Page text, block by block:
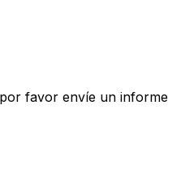
favor envíe un informe